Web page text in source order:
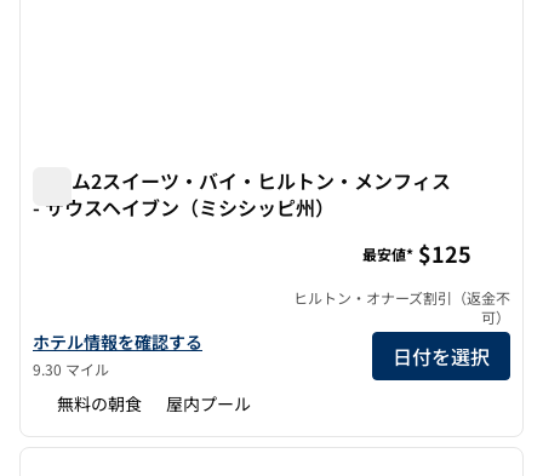
ホーム2スイーツ・バイ・ヒルトン・メンフィス
- サウスヘイブン（ミシシッピ州）
ホーム2スイーツbyヒルトン・メンフィス・サウスヘイブン、ミ
ホテル情報を確認する
9.30 マイル
最安値* $125
ヒルトン・オナーズ割引（返金不
可）
日付を選択
無料の朝食 屋内プール
1/12
1/12
次の